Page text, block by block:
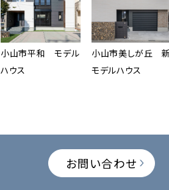
小山市平和 モデル
ハウス
小山市美しが丘
モデルハウス
お問い合わせ